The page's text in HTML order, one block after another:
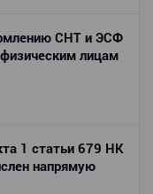
СНТ и ЭСФ
лицам
1 статьи 679 НК
напрямую